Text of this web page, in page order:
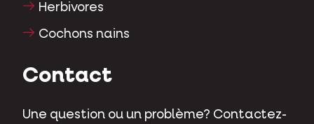
Herbivores
Cochons nains
Contact
Une question ou un problème? Contactez-